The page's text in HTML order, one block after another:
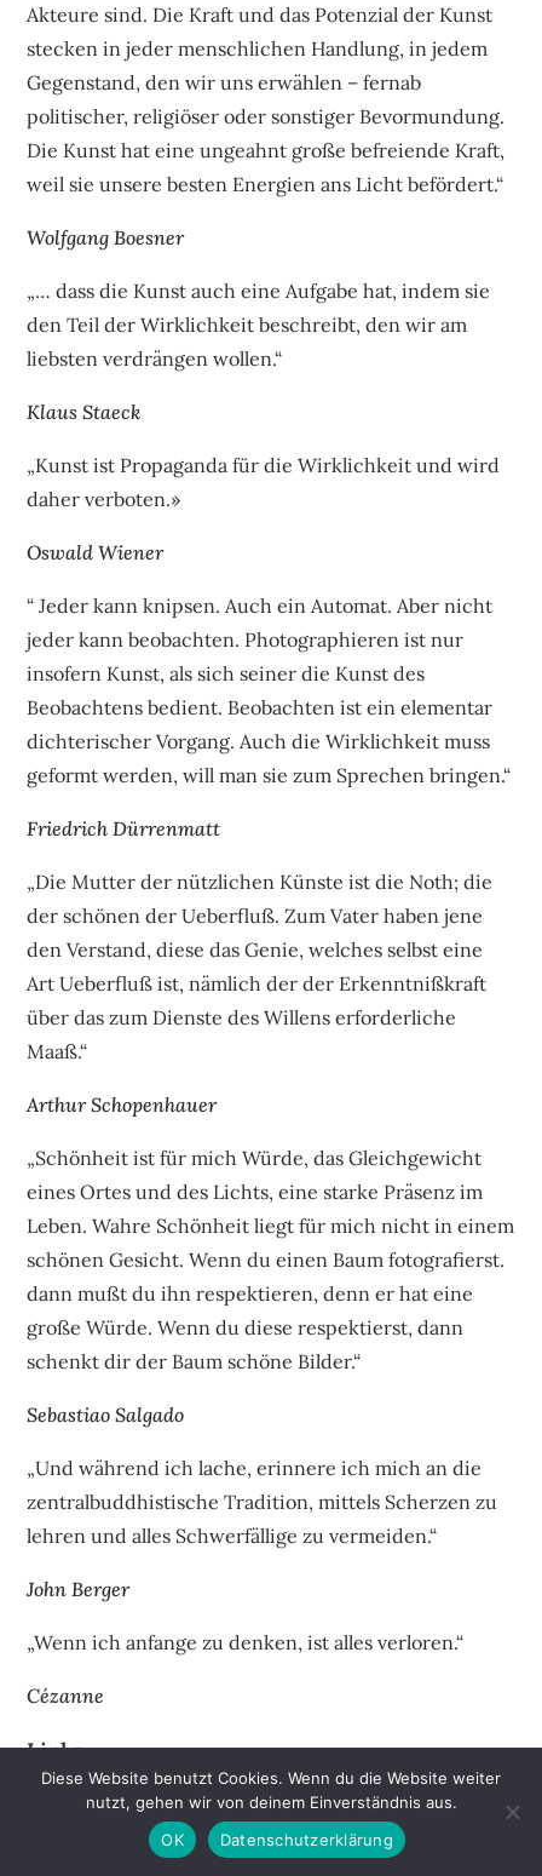
Akteure sind. Die Kraft und das Potenzial der Kunst
stecken in jeder menschlichen Handlung, in jedem
Gegenstand, den wir uns erwählen – fernab
politischer, religiöser oder sonstiger Bevormundung.
Die Kunst hat eine ungeahnt große befreiende Kraft,
weil sie unsere besten Energien ans Licht befördert.“
Wolfgang Boesner
„… dass die Kunst auch eine Aufgabe hat, indem sie
den Teil der Wirklichkeit beschreibt, den wir am
liebsten verdrängen wollen.“
Klaus Staeck
„Kunst ist Propaganda für die Wirklichkeit und wird
daher verboten.»
Oswald Wiener
“ Jeder kann knipsen. Auch ein Automat. Aber nicht
jeder kann beobachten. Photographieren ist nur
insofern Kunst, als sich seiner die Kunst des
Beobachtens bedient. Beobachten ist ein elementar
dichterischer Vorgang. Auch die Wirklichkeit muss
geformt werden, will man sie zum Sprechen bringen.“
Friedrich Dürrenmatt
„Die Mutter der nützlichen Künste ist die Noth; die
der schönen der Ueberfluß. Zum Vater haben jene
den Verstand, diese das Genie, welches selbst eine
Art Ueberfluß ist, nämlich der der Erkenntnißkraft
über das zum Dienste des Willens erforderliche
Maaß.“
Arthur Schopenhauer
„Schönheit ist für mich Würde, das Gleichgewicht
eines Ortes und des Lichts, eine starke Präsenz im
Leben. Wahre Schönheit liegt für mich nicht in einem
schönen Gesicht. Wenn du einen Baum fotografierst.
dann mußt du ihn respektieren, denn er hat eine
große Würde. Wenn du diese respektierst, dann
schenkt dir der Baum schöne Bilder.“
Sebastiao Salgado
„Und während ich lache, erinnere ich mich an die
zentralbuddhistische Tradition, mittels Scherzen zu
lehren und alles Schwerfällige zu vermeiden.“
John Berger
„Wenn ich anfange zu denken, ist alles verloren.“
Cézanne
Links
Acurator
Artivistnetwork
Diese Website benutzt Cookies. Wenn du die Website weiter
nutzt, gehen wir von deinem Einverständnis aus.
OK
Datenschutzerklärung